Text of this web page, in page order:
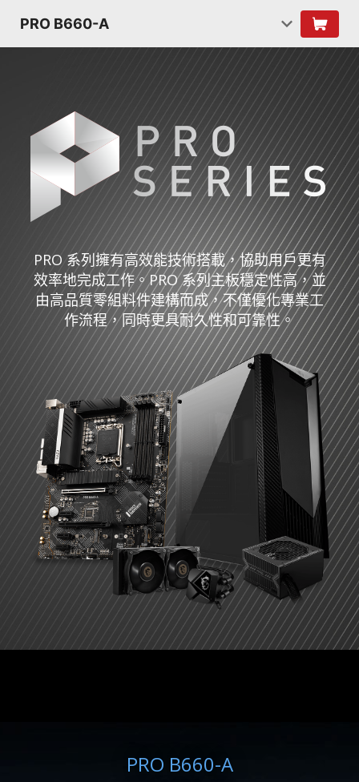
PRO B660-A
PRO 系列擁有高效能技術搭載，協助用戶更有
效率地完成工作。PRO 系列主板穩定性高，並
由高品質零組料件建構而成，不僅優化專業工
作流程，同時更具耐久性和可靠性。
PRO B660-A